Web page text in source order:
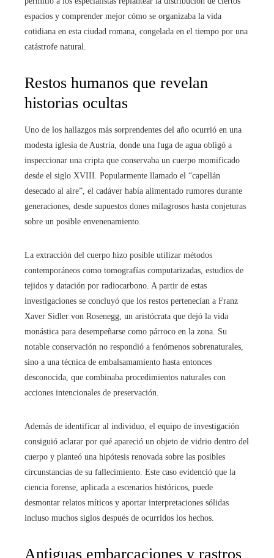
espacios y comprender mejor cómo se organizaba la vida
cotidiana en esta ciudad romana, congelada en el tiempo por una
catástrofe natural.
Restos humanos que revelan
historias ocultas
Uno de los hallazgos más sorprendentes del año ocurrió en una
modesta iglesia de Austria, donde una fuga de agua obligó a
inspeccionar una cripta que conservaba un cuerpo momificado
desde el siglo XVIII. Popularmente llamado el “capellán
desecado al aire”, el cadáver había alimentado rumores durante
generaciones, desde supuestos dones milagrosos hasta conjeturas
sobre un posible envenenamiento.
La extracción del cuerpo hizo posible utilizar métodos
contemporáneos como tomografías computarizadas, estudios de
tejidos y datación por radiocarbono. A partir de estas
investigaciones se concluyó que los restos pertenecían a Franz
Xaver Sidler von Rosenegg, un aristócrata que dejó la vida
monástica para desempeñarse como párroco en la zona. Su
notable conservación no respondió a fenómenos sobrenaturales,
sino a una técnica de embalsamamiento hasta entonces
desconocida, que combinaba procedimientos naturales con
acciones intencionales de preservación.
Además de identificar al individuo, el equipo de investigación
consiguió aclarar por qué apareció un objeto de vidrio dentro del
cuerpo y planteó una hipótesis renovada sobre las posibles
circunstancias de su fallecimiento. Este caso evidenció que la
ciencia forense, aplicada a escenarios históricos, puede
desmontar relatos míticos y aportar interpretaciones sólidas
incluso muchos siglos después de ocurridos los hechos.
Antiguas embarcaciones y rastros